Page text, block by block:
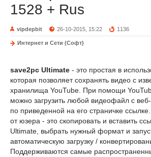
1528 + Rus
vipdepbit 26-10-2015, 15:22 1136
Интернет и Сети (Софт)
save2pc Ultimate - это простая в
которая позволяет сохранять видео с
хранилища YouTube. При помощи
можно загрузить любой видеофайл с
по приведенной на его страничке
от юзера - это скопировать и вставить
Ultimate, выбрать нужный формат и
автоматическую загрузку /
Поддерживаются самые